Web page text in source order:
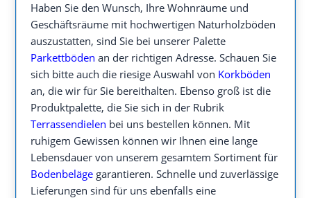
Haben Sie den Wunsch, Ihre Wohnräume und
Geschäftsräume mit hochwertigen Naturholzböden
auszustatten, sind Sie bei unserer Palette
Parkettböden an der richtigen Adresse. Schauen Sie
sich bitte auch die riesige Auswahl von Korkböden
an, die wir für Sie bereithalten. Ebenso groß ist die
Produktpalette, die Sie sich in der Rubrik
Terrassendielen bei uns bestellen können. Mit
ruhigem Gewissen können wir Ihnen eine lange
Lebensdauer von unserem gesamtem Sortiment für
Bodenbeläge garantieren. Schnelle und zuverlässige
Lieferungen sind für uns ebenfalls eine